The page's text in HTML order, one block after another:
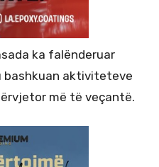
ka falënderuar
bashkuan aktiviteteve
më të veçantë.